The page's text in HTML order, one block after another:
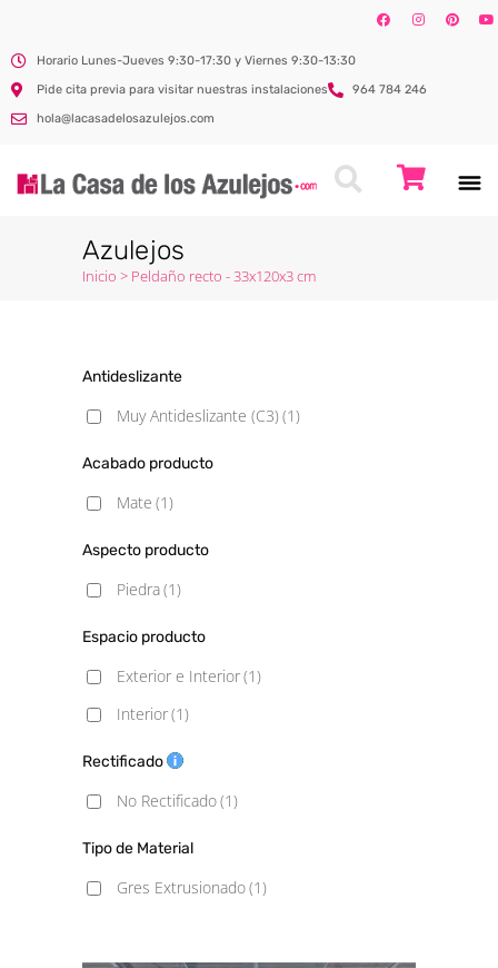
Horario Lunes-Jueves 9:30-17:30 y Viernes 9:30-13:30
Pide cita previa para visitar nuestras instalaciones
964 784 246
hola@lacasadelosazulejos.com
Azulejos
Inicio > Peldaño recto - 33x120x3 cm
Antideslizante
Muy Antideslizante (C3)(1)
Acabado producto
Mate (1)
Aspecto producto
Piedra(1)
Espacio producto
Exterior e Interior(1)
Interior(1)
Rectificado
No Rectificado(1)
Tipo de Material
Gres Extrusionado(1)